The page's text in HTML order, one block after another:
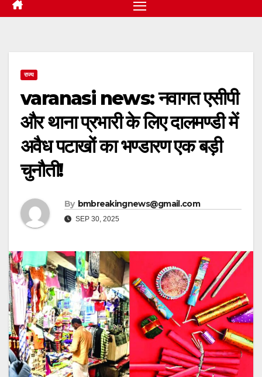
राज्य
varanasi news: नवागत एसीपी
और थाना प्रभारी के लिए दालमण्डी में
अवैध पटाखों का भण्डारण एक बड़ी
चुनौती!
By bmbreakingnews@gmail.com
SEP 30, 2025